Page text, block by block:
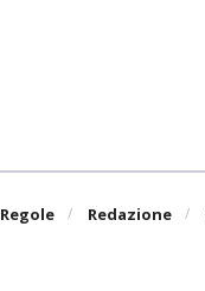
Regole Redazione